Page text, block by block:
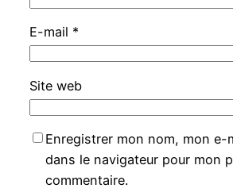
E-mail *
Site web
Enregistrer mon nom, mon e-
dans le navigateur pour mon
commentaire.